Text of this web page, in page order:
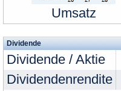
Umsatz
Dividende
Dividende / Aktie
Dividendenrendite